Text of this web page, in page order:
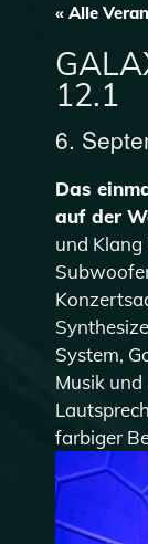
« Alle
12.1
6.
Das
auf der
und
System,
Musik
farbiger